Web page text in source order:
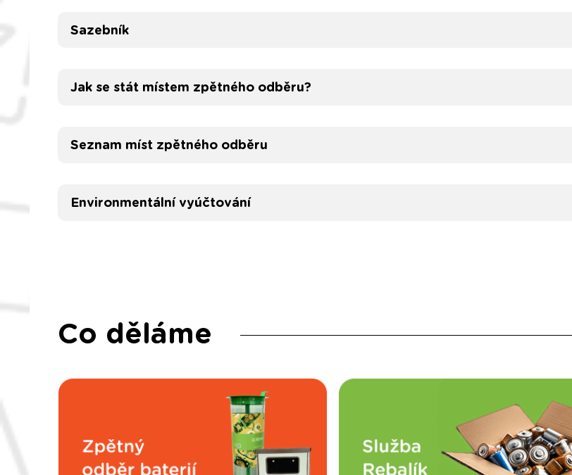
Sazebník
Jak se stát místem zpětného odběru?
Seznam míst zpětného odběru
Environmentální vyúčtování
Co děláme